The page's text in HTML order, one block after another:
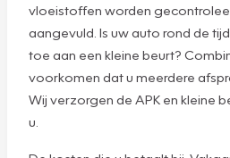
vloeistoffen worden
aangevuld. Is uw auto rond de
toe aan een kleine beurt?
voorkomen dat u meerdere
Wij verzorgen de APK en kleine
u.